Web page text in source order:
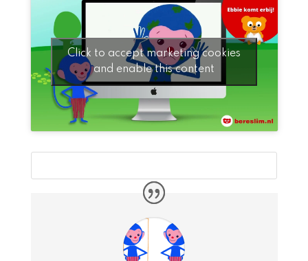
Click to accept marketing cookies
and enable this content